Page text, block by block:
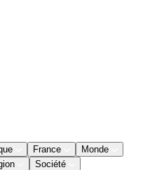
France
Monde
Société